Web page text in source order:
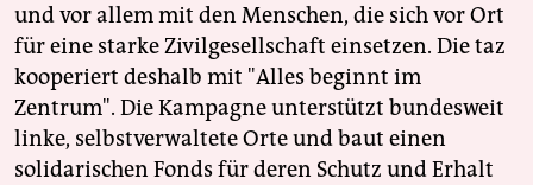
und vor allem mit den Menschen, die sich vor Ort
für eine starke Zivilgesellschaft einsetzen. Die taz
kooperiert deshalb mit "Alles beginnt im
Zentrum". Die Kampagne unterstützt bundesweit
linke, selbstverwaltete Orte und baut einen
solidarischen Fonds für deren Schutz und Erhalt